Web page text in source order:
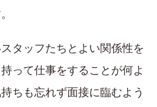
タッフたちとよい関係性を
って仕事をすることが何よ
ちも忘れず面接に臨むよう